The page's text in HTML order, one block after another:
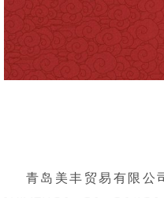
青岛美丰贸易有限公